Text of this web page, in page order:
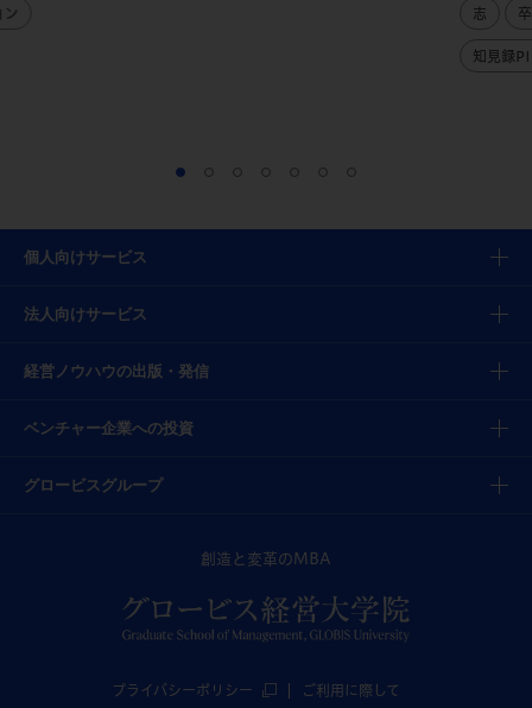
ン 志
知見録
個人向けサービス
法人向けサービス
経営ノウハウの出版・発信
ベンチャー企業への投資
グロービスグループ
創造と変革のMBA
プライバシーポリシー ご利用に際して